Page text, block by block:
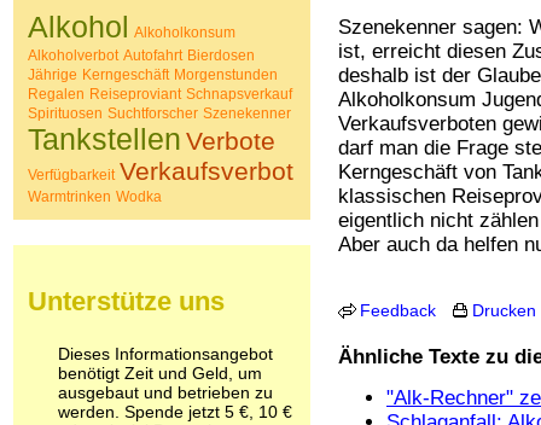
Szenekenner sagen:
ist, erreicht diesen
deshalb ist der
Alkoholkonsum
Verkaufsverboten
darf man die Frage
Kerngeschäft von
klassischen
eigentlich nicht
Aber auch da helfen
Feedback Drucken
Ähnliche Texte zu
"Alk-Rechner"
Koffein
Kokain
Lachgas
LSD
Marihuana
Medikamente
Meskalin
Metamphetamin
Opium
Poppers
Psychopharmaka
Schlafmittel
Schmerzmittel
Alkohol Alkoholkonsum
Alkoholverbot Autofahrt Bierdosen
Jährige Kerngeschäft Morgenstunden
Regalen Reiseproviant Schnapsverkauf
Spirituosen Suchtforscher Szenekenner
Tankstellen Verbote
Verfügbarkeit Verkaufsverbot
Warmtrinken Wodka
Unterstütze uns
Dieses Informationsangebot
benötigt Zeit und Geld, um
ausgebaut und betrieben zu
werden. Spende jetzt 5 €, 10 €